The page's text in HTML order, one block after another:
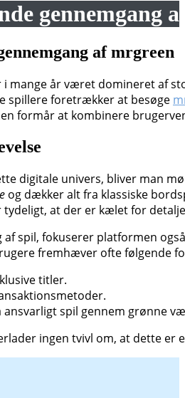
gennemgang
af mrgreen
i mange år været domineret af
spillere foretrækker at besøge
formår at kombinere
digitale univers, bliver man
og dækker alt fra klassiske
at der er kælet for
spil, fokuserer platformen
fremhæver ofte følgende
titler.
ansvarligt spil gennem grønne
ingen tvivl om, at dette er